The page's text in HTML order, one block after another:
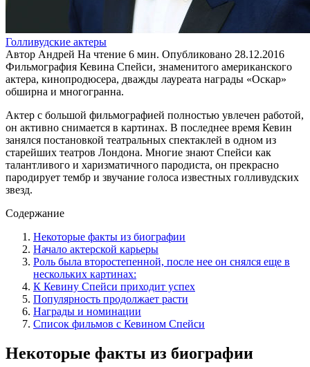
Голливудские актеры
Автор Андрей На чтение 6 мин. Опубликовано 28.12.2016
Фильмография Кевина Спейси, знаменитого американского
актера, кинопродюсера, дважды лауреата награды «Оскар»
обширна и многогранна.
Актер с большой фильмографией полностью увлечен работой,
он активно снимается в картинах. В последнее время Кевин
занялся постановкой театральных спектаклей в одном из
старейших театров Лондона. Многие знают Спейси как
талантливого и харизматичного пародиста, он прекрасно
пародирует тембр и звучание голоса известных голливудских
звезд.
Содержание
Некоторые факты из биографии
Начало актерской карьеры
Роль была второстепенной, после нее он снялся еще в
нескольких картинах:
К Кевину Спейси приходит успех
Популярность продолжает расти
Награды и номинации
Список фильмов с Кевином Спейси
Некоторые факты из биографии